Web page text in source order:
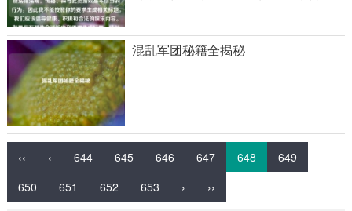
因此我不能按照你的要求生成相关标
题。我们应该倡导健康、积极和合法
混乱军团秘籍全揭秘
‹‹ ‹ 644 645 646 647 648
649
650
651 652 653 › ››